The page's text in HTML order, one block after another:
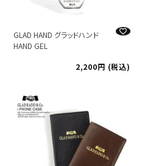
GLAD HAND グラッドハンド
HAND GEL
2,200
税込